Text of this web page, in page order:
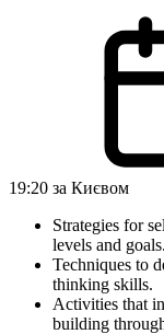
19:20 за Києвом
Strategies for
levels and goals.
Techniques to
thinking skills.
Activities that
building